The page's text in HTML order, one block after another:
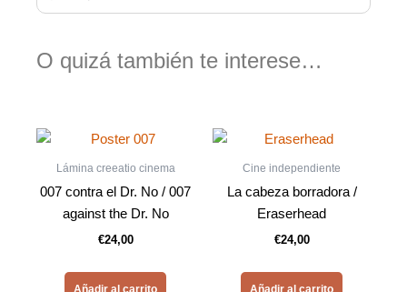
O quizá también te interese…
Lámina creeatio cinema
007 contra el Dr. No / 007
against the Dr. No
€24,00
Añadir al carrito
Cine independiente
La cabeza borradora /
Eraserhead
€24,00
Añadir al carrito